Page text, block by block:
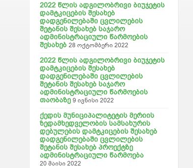
2022 წლის ადგილობრივი ბიუჯეტის
დამტკიცების შესახებ
დადგენილებაში ცვლილების
შეტანის შესახებ საჯარო
ადმინისტრაციული წარმოების
შესახებ 28 ოქტომბერი 2022
2022 წლის ადგილობრივი ბიუჯეტის
დამტკიცების შესახებ
დადგენილებაში ცვლილების
შეტანის შესახებ საჯარო
ადმინისტრაციული წარმოების
თაობაზე 9 ივნისი 2022
ქედის მუნიციპალიტეტის მერიის
ზედამხედველობის სამსახურის
დებულების დამტკიცების შესახებ
დადგენილებაში ცვლილების
შეტანის შესახებ პროექტზე
ადმინისტრაციული წარმოება
20 მაისი 2022